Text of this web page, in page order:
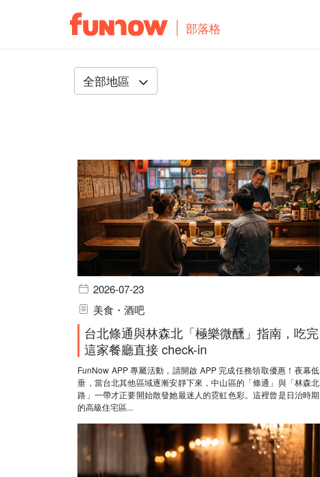
部落格
全部地區
2026-07-23
美食・酒吧
台北條通與林森北「極樂微醺」指南，吃完
這家餐廳直接 check-in
FunNow APP 專屬活動，請開啟 APP 完成任務領取優惠！夜幕低
垂，當台北其他區域逐漸安靜下來，中山區的「條通」與「林森北
路」一帶才正要開始散發她最迷人的霓虹色彩。這裡曾是日治時期
的高級住宅區...